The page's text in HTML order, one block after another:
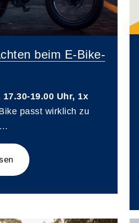
beim E-Bike-
17.30-19.00 Uhr, 1x
passt wirklich zu